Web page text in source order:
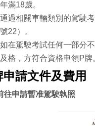
年滿18歲。
通過相關車輛類別的駕駛
號22）。
如在駕駛考試任何一部分
及格，方符合資格申領P牌
申請文件及費用
往申請暫准駕駛執照